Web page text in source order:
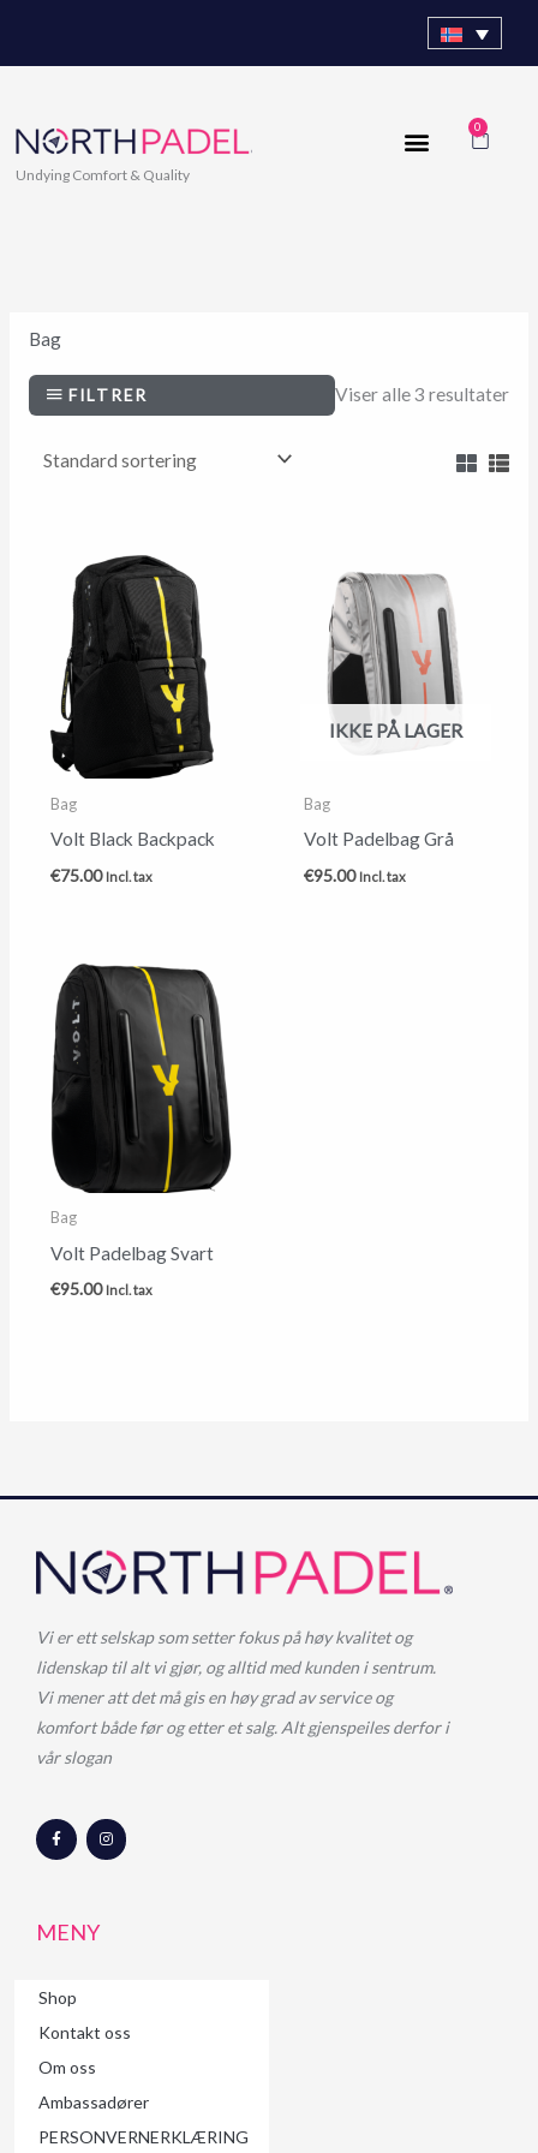
Undying Comfort & Quality
0
Bag
FILTRER Viser alle 3 resultater
Bag
Volt Black Backpack
€75.00 Incl. tax
IKKE PÅ LAGER
Bag
Volt Padelbag Grå
€95.00 Incl. tax
Bag
Volt Padelbag Svart
€95.00 Incl. tax
Vi er ett selskap som setter fokus på høy kvalitet og
lidenskap til alt vi gjør, og alltid med kunden i sentrum.
Vi mener att det må gis en høy grad av service og
komfort både før og etter et salg. Alt gjenspeiles derfor i
vår slogan
F
a
c
k
-
I
n
s
MENY
Shop
Kontakt oss
Om oss
Ambassadører
PERSONVERNERKLÆRING